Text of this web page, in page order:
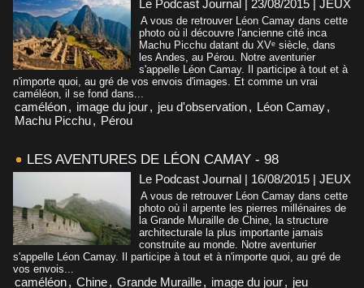
Le Podcast Journal | 23/08/2015 | JEUX
A vous de retrouver Léon Camay dans cette
photo où il découvre l'ancienne cité inca
Machu Picchu datant du XVᵉ siècle, dans
les Andes, au Pérou. Notre aventurier
s'appelle Léon Camay. Il participe à tout et à
n'importe quoi, au gré de vos envois d'images. Et comme un vrai
caméléon, il se fond dans...
caméléon, image du jour, jeu d'observation, Léon Camay,
Machu Picchu, Pérou
LES AVENTURES DE LÉON CAMAY - 98
Le Podcast Journal | 16/08/2015 | JEUX
A vous de retrouver Léon Camay dans cette
photo où il arpente les pierres millénaires de
la Grande Muraille de Chine, la structure
architecturale la plus importante jamais
construite au monde. Notre aventurier
s'appelle Léon Camay. Il participe à tout et à n'importe quoi, au gré de
vos envois...
caméléon, Chine, Grande Muraille, image du jour, jeu